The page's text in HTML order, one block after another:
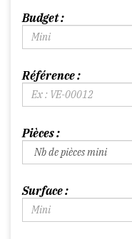
Budget :
Référence :
Pièces :
Surface :